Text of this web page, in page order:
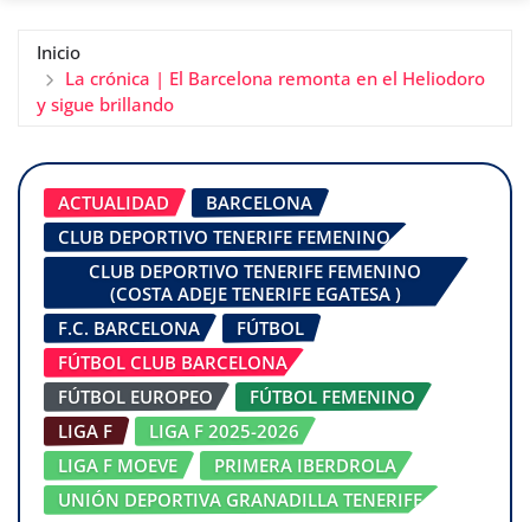
Inicio
La crónica | El Barcelona remonta en el Heliodoro
y sigue brillando
ACTUALIDAD
BARCELONA
CLUB DEPORTIVO TENERIFE FEMENINO
CLUB DEPORTIVO TENERIFE FEMENINO
(COSTA ADEJE TENERIFE EGATESA )
F.C. BARCELONA
FÚTBOL
FÚTBOL CLUB BARCELONA
FÚTBOL EUROPEO
FÚTBOL FEMENINO
LIGA F
LIGA F 2025-2026
LIGA F MOEVE
PRIMERA IBERDROLA
UNIÓN DEPORTIVA GRANADILLA TENERIFE